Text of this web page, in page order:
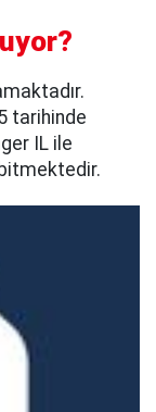
tarihinde
IL ile